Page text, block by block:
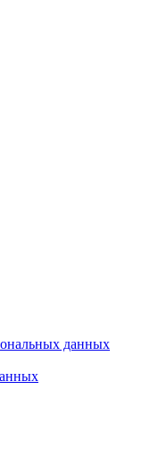
данных